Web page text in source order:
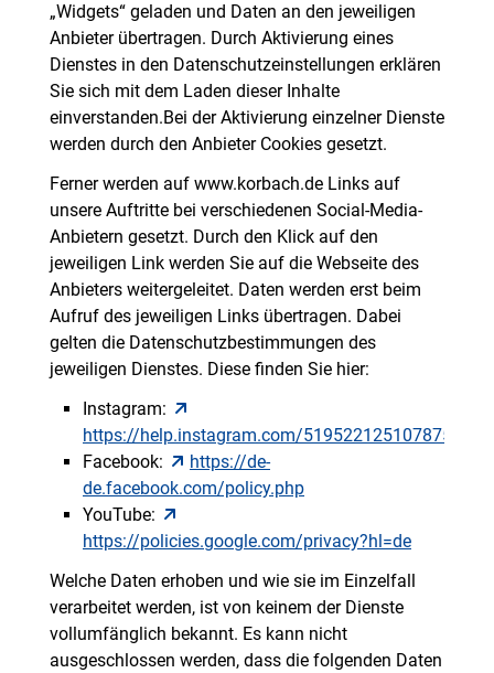
„Widgets“ geladen und Daten an den jeweiligen
Anbieter übertragen. Durch Aktivierung eines
Dienstes in den Datenschutzeinstellungen erklären
Sie sich mit dem Laden dieser Inhalte
einverstanden.Bei der Aktivierung einzelner Dienste
werden durch den Anbieter Cookies gesetzt.
Ferner werden auf www.korbach.de Links auf
unsere Auftritte bei verschiedenen Social-Media-
Anbietern gesetzt. Durch den Klick auf den
jeweiligen Link werden Sie auf die Webseite des
Anbieters weitergeleitet. Daten werden erst beim
Aufruf des jeweiligen Links übertragen. Dabei
gelten die Datenschutzbestimmungen des
jeweiligen Dienstes. Diese finden Sie hier:
Instagram:
https://help.instagram.com/519522125107875
Facebook:
https://de-
de.facebook.com/policy.php
YouTube:
https://policies.google.com/privacy?hl=de
Welche Daten erhoben und wie sie im Einzelfall
verarbeitet werden, ist von keinem der Dienste
vollumfänglich bekannt. Es kann nicht
ausgeschlossen werden, dass die folgenden Daten